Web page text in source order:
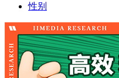
性别